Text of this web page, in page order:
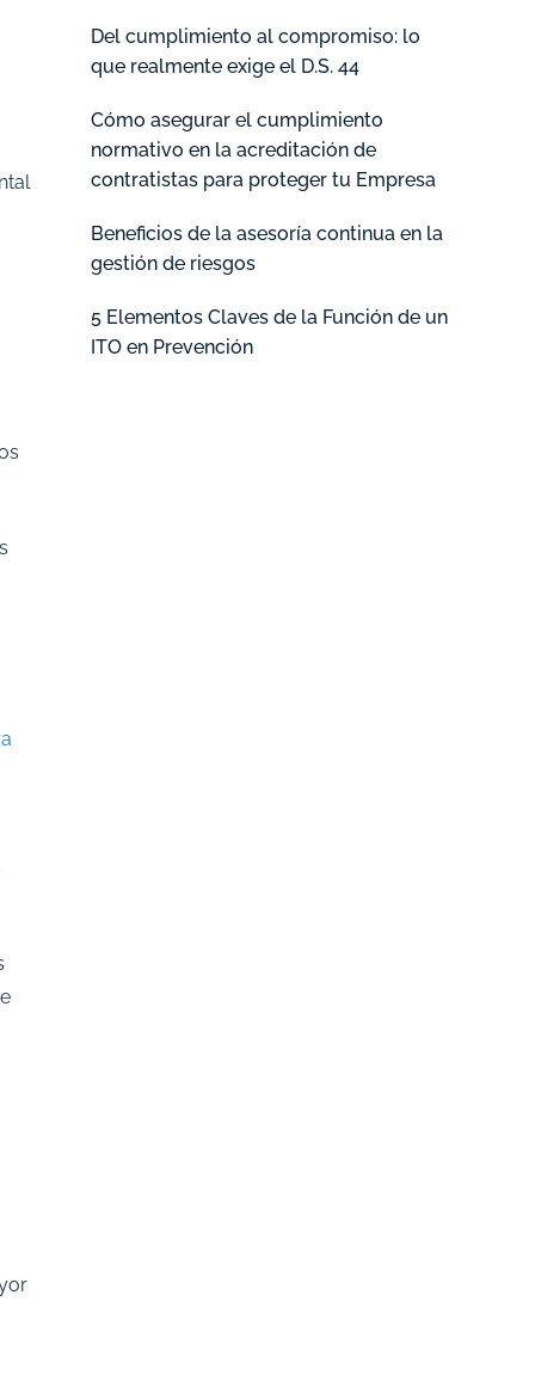
Del cumplimiento al compromiso: lo
que realmente exige el D.S. 44
Cómo asegurar el cumplimiento
normativo en la acreditación de
contratistas para proteger tu Empresa
Beneficios de la asesoría continua en la
gestión de riesgos
5 Elementos Claves de la Función de un
ITO en Prevención